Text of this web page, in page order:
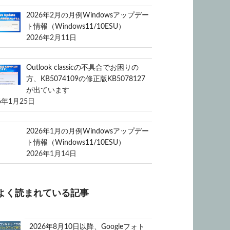
2026年2月の月例Windowsアップデー
ト情報（Windows11/10ESU）
2026年2月11日
Outlook classicの不具合でお困りの
方、KB5074109の修正版KB5078127
が出ています
1月25日
2026年1月の月例Windowsアップデー
ト情報（Windows11/10ESU）
2026年1月14日
く読まれている記事
2026年8月10日以降、Googleフォト